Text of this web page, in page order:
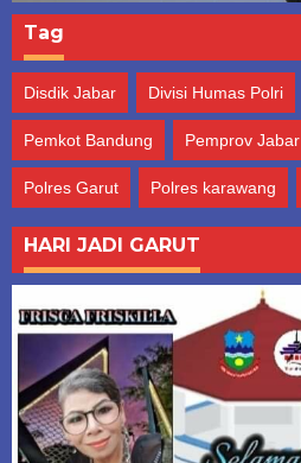
Tag
Disdik Jabar Divisi Humas Polri
Pemkot Bandung Pemprov Jabar
Polres Garut Polres karawang
HARI JADI GARUT